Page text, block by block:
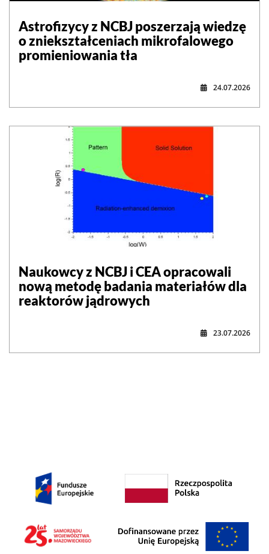
Astrofizycy z NCBJ poszerzają wiedzę
o zniekształceniach mikrofalowego
promieniowania tła
24.07.2026
Naukowcy z NCBJ i CEA opracowali
nową metodę badania materiałów dla
reaktorów jądrowych
23.07.2026